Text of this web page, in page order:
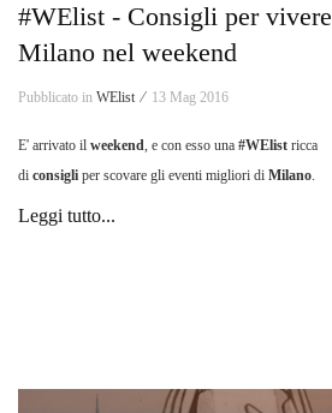
#WElist - Consigli per vivere
Milano nel weekend
Pubblicato in WElist ⁄ 13 Mag 2016
E' arrivato il weekend, e con esso una #WElist ricca
di consigli per scovare gli eventi migliori di Milano.
Leggi tutto...